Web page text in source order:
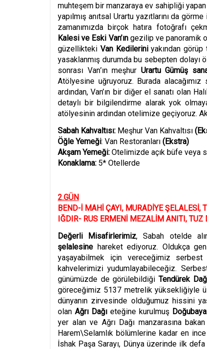
muhteşem bir manzaraya ev sahipliği yapan
yapılmış anıtsal Urartu yazıtlarını da görme
zamanımızda birçok hatıra fotoğrafı
Kalesi ve Eski Van’ın gezilip ve panoramik
güzellikteki Van Kedileriniyakından görüp
yasaklanmış durumda bu sebepten dolayı
sonrası Van’ın meşhur Urartu Gümüş
Atölyesine uğruyoruz. Burada
ardından, Van’ın bir diğer el sanatı olan
detaylı bir bilgilendirme alarak yok
atölyesinin ardından otelimize geçiyoruz.
Sabah Kahvaltısı: Meşhur Van Kahvaltısı
Öğle Yemeği: Van Restoranları (Ekstra)
Akşam Yemeği: Otelimizde açık büfe veya
Konaklama: 5* Otellerde
2.GÜN
BEND-İ MAHİ ÇAYI, MURADİYE ŞELALESİ,
IĞDIR- RUS ERMENİ MEZALİM ANITI, TUZ
Değerli Misafirlerimiz, Sabah otelde
şelalesine hareket ediyoruz. Oldukça
yaşayabilmek için vereceğimiz
kahvelerimizi yudumlayabileceğiz.
günümüzde de görülebildiği Tendürek
göreceğimiz 5137 metrelik yüksekliğiyle
dünyanın zirvesinde olduğumuz hissini
olanAğrı Dağı eteğine kurulmuş
yer alan ve Ağrı Dağı manzarasına bakan
Harem\Selamlık bölümlerine kadar en
İshak Paşa Sarayı, Dünya üzerinde ilk defa